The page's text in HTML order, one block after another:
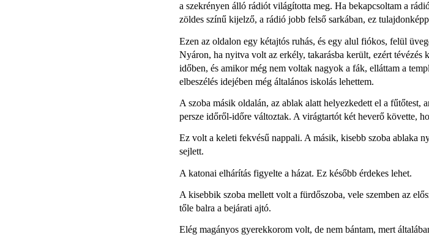
a szekrényen álló rádiót világította meg. Ha bekapcsoltam a
zöldes színű kijelző, a rádió jobb felső sarkában, ez
Ezen az oldalon egy kétajtós ruhás, és egy alul fiókos, felül
Nyáron, ha nyitva volt az erkély, takarásba került, ezért
időben, és amikor még nem voltak nagyok a fák, elláttam a
elbeszélés idejében még általános iskolás lehettem.
A szoba másik oldalán, az ablak alatt helyezkedett el a
persze időről-időre változtak. A virágtartót két heverő követte,
Ez volt a keleti fekvésű nappali. A másik, kisebb szoba ablaka
sejlett.
A katonai elhárítás figyelte a házat. Ez később érdekes lehet.
A kisebbik szoba mellett volt a fürdőszoba, vele szemben az
tőle balra a bejárati ajtó.
Elég magányos gyerekkorom volt, de nem bántam, mert